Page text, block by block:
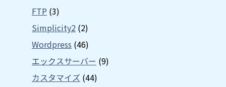
FTP (3)
Simplicity2 (2)
Wordpress (46)
エックスサーバー (9)
カスタマイズ (44)